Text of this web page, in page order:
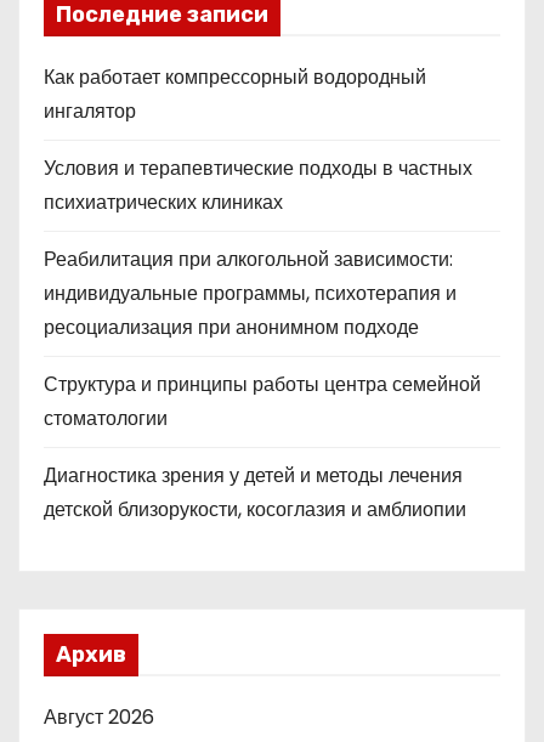
Последние записи
Как работает компрессорный водородный
ингалятор
Условия и терапевтические подходы в частных
психиатрических клиниках
Реабилитация при алкогольной зависимости:
индивидуальные программы, психотерапия и
ресоциализация при анонимном подходе
Структура и принципы работы центра семейной
стоматологии
Диагностика зрения у детей и методы лечения
детской близорукости, косоглазия и амблиопии
Архив
Август 2026